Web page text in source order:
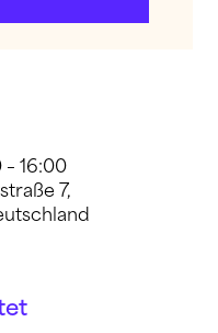
– 16:00
7,